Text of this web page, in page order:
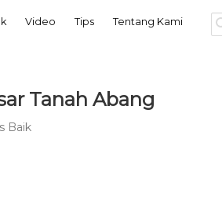
Video Tips Tentang Kami
Tanah Abang
Baik